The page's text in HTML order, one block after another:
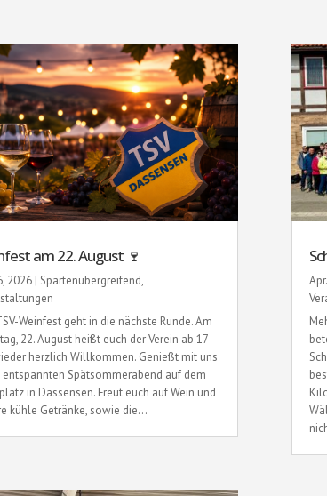
am 22. August 🍷
2026 |Spartenübergreifend,
Weinfest geht in die nächste Runde. Am
22. August heißt euch der Verein ab 17
herzlich Willkommen. Genießt mit uns
entspannten Spätsommerabend auf dem
in Dassensen. Freut euch auf Wein und
kühle Getränke, sowie die...